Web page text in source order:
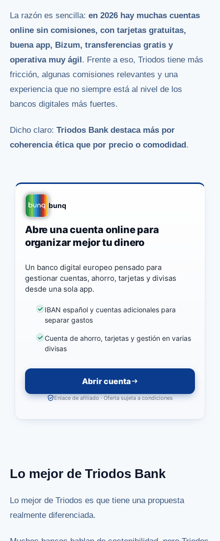
La razón es sencilla: en 2026 hay muchas cuentas
online sin comisiones, con tarjetas gratuitas,
buena app, Bizum, transferencias gratis y
operativa muy ágil. Frente a eso, Triodos tiene más
fricción, algunas comisiones relevantes y una
experiencia que no siempre está al nivel de los
bancos digitales más fuertes.
Dicho claro: Triodos Bank destaca más por
coherencia ética que por precio o comodidad.
bunq
Abre una cuenta online para
organizar mejor tu dinero
Un banco digital europeo pensado para
gestionar cuentas, ahorro, tarjetas y divisas
desde una sola app.
IBAN español y cuentas adicionales para
separar gastos
Cuenta de ahorro, tarjetas y gestión en varias
divisas
Abrir cuenta
Enlace de afiliado · Oferta sujeta a condiciones
Lo mejor de Triodos Bank
Lo mejor de Triodos es que tiene una propuesta
realmente diferenciada.